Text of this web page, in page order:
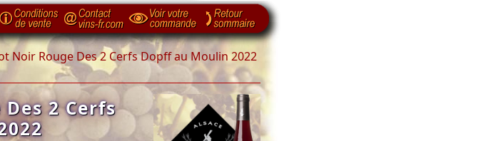
Noir Rouge Des 2 Cerfs Dopff au Moulin 2022
2 Cerfs